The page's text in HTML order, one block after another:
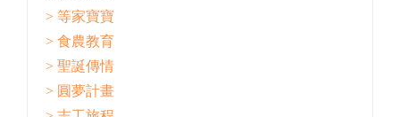
> 等家寶寶
> 食農教育
> 聖誕傳情
> 圓夢計畫